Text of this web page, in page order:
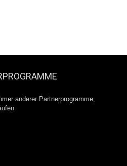
anderer Partnerprogramme,